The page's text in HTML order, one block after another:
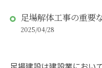
足場解体工事の重要
2025/04/28